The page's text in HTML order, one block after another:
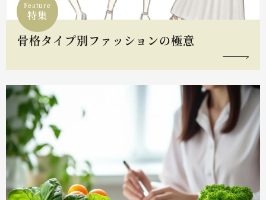
Feature
特集
骨格タイプ別ファッションの極意